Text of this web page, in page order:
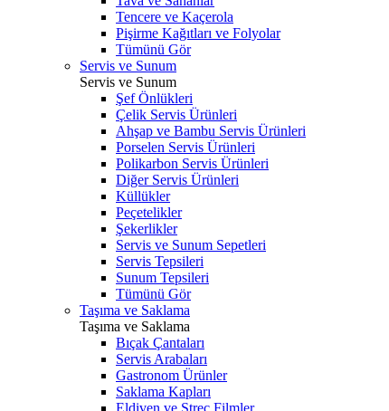
Tencere ve Kaçerola
Pişirme Kağıtları ve Folyolar
Tümünü Gör
Servis ve Sunum
Servis ve Sunum
Şef Önlükleri
Çelik Servis Ürünleri
Ahşap ve Bambu Servis Ürünleri
Porselen Servis Ürünleri
Polikarbon Servis Ürünleri
Diğer Servis Ürünleri
Küllükler
Peçetelikler
Şekerlikler
Servis ve Sunum Sepetleri
Servis Tepsileri
Sunum Tepsileri
Tümünü Gör
Taşıma ve Saklama
Taşıma ve Saklama
Bıçak Çantaları
Servis Arabaları
Gastronom Ürünler
Saklama Kapları
Eldiven ve Streç Filmler